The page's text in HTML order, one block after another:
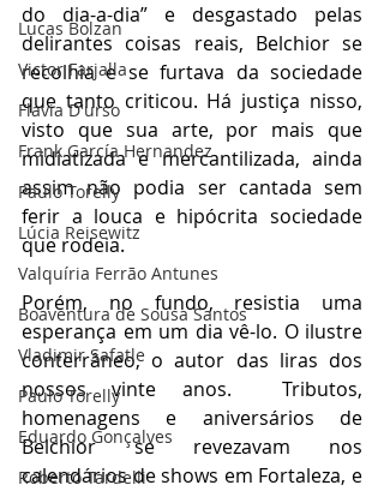
Lucas Bolzan
Victor Farjalla
Flavia D'urso
Frank García Hernandez
Paulo Torelly
Lúcia Reisewitz
Valquíria Ferrão Antunes
Boaventura de Sousa Santos
Vladimir Safatle
Paulo Torelly
Eduardo Gonçalves
Roberto Tardelli
do dia-a-dia” e desgastado pelas
delirantes coisas reais, Belchior se
recolhia e se furtava da sociedade
que tanto criticou. Há justiça nisso,
visto que sua arte, por mais que
midiatizada e mercantilizada, ainda
assim não podia ser cantada sem
ferir a louca e hipócrita sociedade
que rodeia.
Porém, no fundo, resistia uma
esperança em um dia vê-lo. O ilustre
conterrâneo, o autor das liras dos
nossos vinte anos.  Tributos,
homenagens e aniversários de
Belchior se revezavam nos
calendários de shows em Fortaleza, e